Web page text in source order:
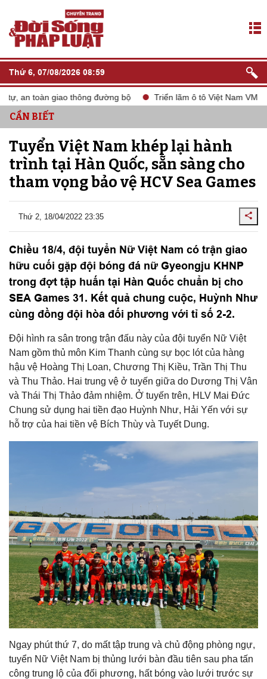
Thứ 6, 07/08/2026 08:59
an toàn giao thông đường bộ Triển lãm ô tô Việt Nam VMS
CẦN BIẾT
Tuyển Việt Nam khép lại hành
trình tại Hàn Quốc, sẵn sàng cho
tham vọng bảo vệ HCV Sea Games
Thứ 2, 18/04/2022 23:35
Chiều 18/4, đội tuyển Nữ Việt Nam có trận giao
hữu cuối gặp đội bóng đá nữ Gyeongju KHNP
trong đợt tập huấn tại Hàn Quốc chuẩn bị cho
SEA Games 31. Kết quả chung cuộc, Huỳnh Như
cùng đồng đội hòa đối phương với tỉ số 2-2.
Đội hình ra sân trong trận đấu này của đội tuyển Nữ Việt
Nam gồm thủ môn Kim Thanh cùng sự bọc lót của hàng
hậu vệ Hoàng Thị Loan, Chương Thị Kiều, Trần Thị Thu
và Thu Thảo. Hai trung vệ ở tuyến giữa do Dương Thị Vân
và Thái Thị Thảo đảm nhiệm. Ở tuyến trên, HLV Mai Đức
Chung sử dụng hai tiền đạo Huỳnh Như, Hải Yến với sự
hỗ trợ của hai tiền vệ Bích Thùy và Tuyết Dung.
Ngay phút thứ 7, do mất tập trung và chủ động phòng ngự,
tuyển Nữ Việt Nam bị thủng lưới bàn đầu tiên sau pha tấn
công trung lộ của đối phương, hất bóng vào lưới trước sự